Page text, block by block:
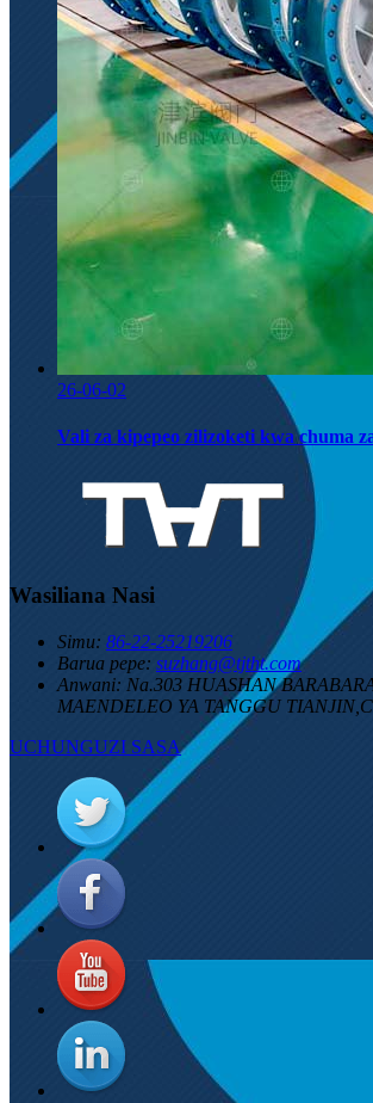
26-06-02
Vali za kipepeo zilizoketi kwa chuma
Wasiliana Nasi
Simu: 86-22-25219206
Barua pepe: suzhang@tjtht.com
Anwani: Na.303 HUASHAN
MAENDELEO YA TANGGU
UCHUNGUZI SASA